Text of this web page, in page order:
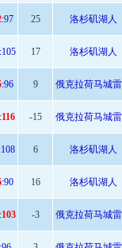
:97 25 洛杉矶湖人
17 洛杉矶湖人
:96 9 俄克拉荷马城
116 -15 俄克拉荷马城
:108 6 洛杉矶湖人
:90 16 洛杉矶湖人
103 -3 俄克拉荷马城